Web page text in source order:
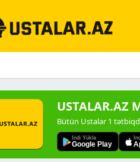
Bütün Ustalar 1
Indi Yüklə
Google Play